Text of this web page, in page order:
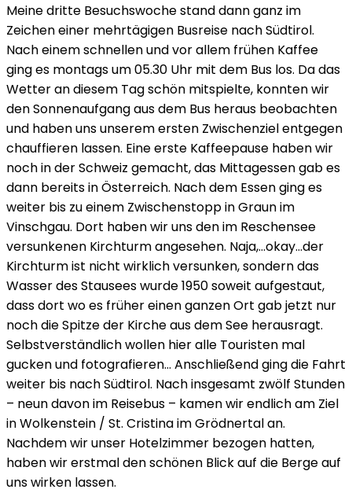
Meine dritte Besuchswoche stand dann ganz im
Zeichen einer mehrtägigen Busreise nach Südtirol.
Nach einem schnellen und vor allem frühen Kaffee
ging es montags um 05.30 Uhr mit dem Bus los. Da das
Wetter an diesem Tag schön mitspielte, konnten wir
den Sonnenaufgang aus dem Bus heraus beobachten
und haben uns unserem ersten Zwischenziel entgegen
chauffieren lassen. Eine erste Kaffeepause haben wir
noch in der Schweiz gemacht, das Mittagessen gab es
dann bereits in Österreich. Nach dem Essen ging es
weiter bis zu einem Zwischenstopp in Graun im
Vinschgau. Dort haben wir uns den im Reschensee
versunkenen Kirchturm angesehen. Naja,…okay…der
Kirchturm ist nicht wirklich versunken, sondern das
Wasser des Stausees wurde 1950 soweit aufgestaut,
dass dort wo es früher einen ganzen Ort gab jetzt nur
noch die Spitze der Kirche aus dem See herausragt.
Selbstverständlich wollen hier alle Touristen mal
gucken und fotografieren… Anschließend ging die Fahrt
weiter bis nach Südtirol. Nach insgesamt zwölf Stunden
– neun davon im Reisebus – kamen wir endlich am Ziel
in Wolkenstein / St. Cristina im Grödnertal an.
Nachdem wir unser Hotelzimmer bezogen hatten,
haben wir erstmal den schönen Blick auf die Berge auf
uns wirken lassen.